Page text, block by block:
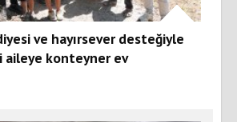
ve hayırsever desteğiyle
aileye konteyner ev